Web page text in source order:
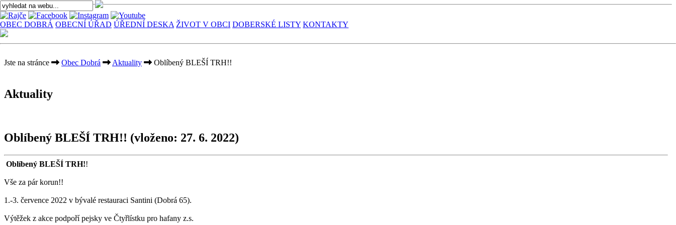
OBEC DOBRÁ OBECNÍ ÚŘAD ÚŘEDNÍ DESKA ŽIVOT V OBCI DOBERSKÉ LISTY KONTAKTY
Jste na stránce Obec Dobrá Aktuality Oblíbený BLEŠÍ TRH!!
Aktuality
Oblíbený BLEŠÍ TRH!! (vloženo: 27. 6. 2022)
Oblíbený BLEŠÍ TRH!!
Vše za pár korun!!
1.-3. července 2022 v bývalé restauraci Santini (Dobrá 65).
Výtěžek z akce podpoří pejsky ve Čtyřlístku pro hafany z.s.